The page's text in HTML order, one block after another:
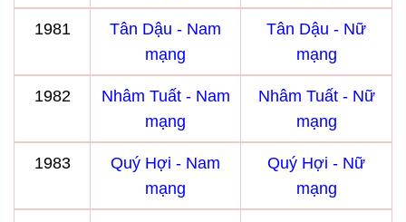
1981
Tân Dậu - Nam
mạng
Tân Dậu - Nữ
mạng
1982
Nhâm Tuất - Nam
mạng
Nhâm Tuất - Nữ
mạng
1983
Quý Hợi - Nam
mạng
Quý Hợi - Nữ
mạng